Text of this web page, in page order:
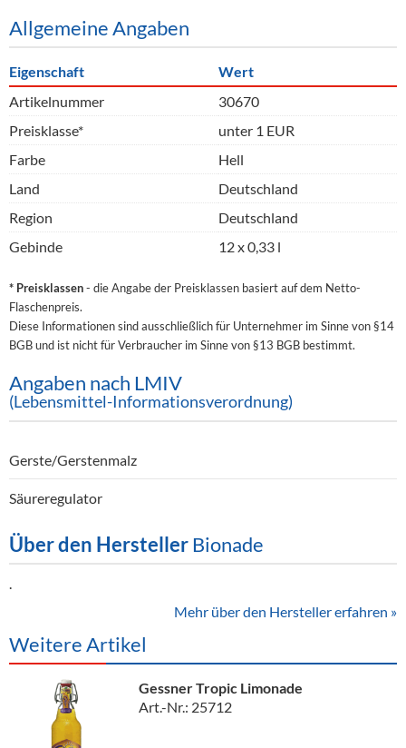
Allgemeine Angaben
Eigenschaft
Wert
Artikelnummer
30670
Preisklasse*
unter 1 EUR
Farbe
Hell
Land
Deutschland
Region
Deutschland
Gebinde
12 x 0,33 l
* Preisklassen- die Angabe der Preisklassen basiert auf dem Netto-
Flaschenpreis.
Diese Informationen sind ausschließlich für Unternehmer im Sinne von §14
BGB und ist nicht für Verbraucher im Sinne von §13 BGB bestimmt.
Angaben nach LMIV
(Lebensmittel-Informationsverordnung)
Gerste/Gerstenmalz
Säureregulator
Über den Hersteller Bionade
Mehr über den Hersteller erfahren »
Weitere Artikel
Gessner Tropic Limonade
Art.-Nr.: 25712